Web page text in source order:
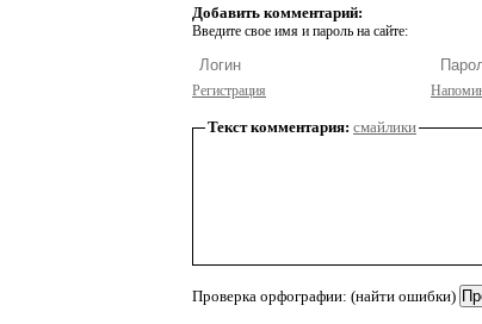
Добавить комментарий:
Введите свое имя и пароль на сайте:
Регистрация
Текст комментария: смайлики
Проверка орфографии: (найти ошибки)